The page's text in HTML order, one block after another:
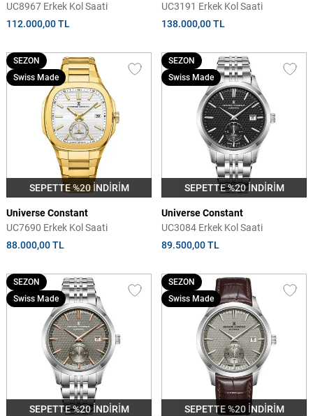
UC8967 Erkek Kol Saati
112.000,00 TL
UC3191 Erkek Kol Saati
138.000,00 TL
SEPETTE %20 İNDİRİM
SEZON
Swiss Made
Universe Constant
UC7690 Erkek Kol Saati
88.000,00 TL
SEPETTE %20 İNDİRİM
SEZON
Swiss Made
Universe Constant
UC3084 Erkek Kol Saati
89.500,00 TL
SEPETTE %20 İNDİRİM
SEZON
Swiss Made
SEPETTE %20 İNDİRİM
SEZON
Swiss Made